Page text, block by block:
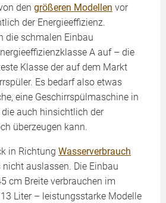
den größeren Modellen vor
der Energieeffizienz.
die schmalen Einbau
A auf – die
Klasse der auf dem Markt
Es bedarf also etwas
eine Geschirrspülmaschine in
auch hinsichtlich der
überzeugen kann.
in Richtung Wasserverbrauch
auslassen. Die Einbau
cm Breite verbrauchen im
Liter – leistungsstarke Modelle